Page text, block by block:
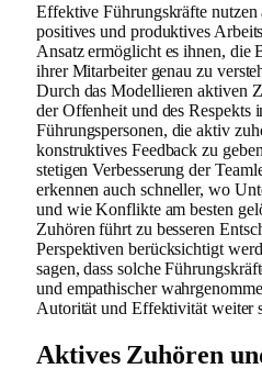
Effektive Führungskräfte
positives und produktives
Ansatz ermöglicht es ihnen, die
ihrer Mitarbeiter genau zu
Durch das Modellieren aktiven
der Offenheit und des Respekts
Führungspersonen, die aktiv
konstruktives Feedback zu
stetigen Verbesserung der
erkennen auch schneller, wo
und wie Konflikte am besten
Zuhören führt zu besseren
Perspektiven berücksichtigt
sagen, dass solche
und empathischer
Autorität und Effektivität weiter
Aktives Zuhören